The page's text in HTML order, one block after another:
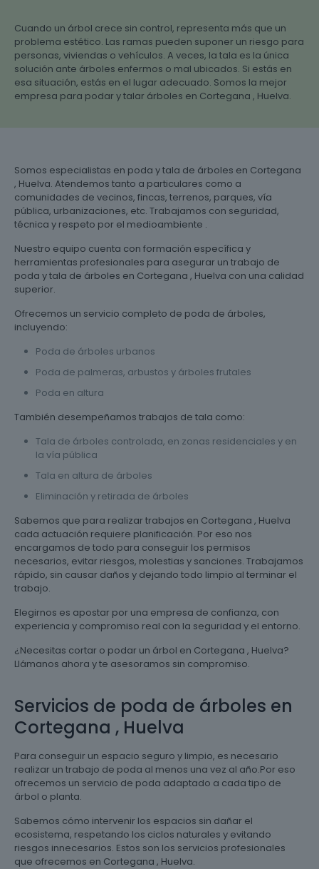
Cuando un árbol crece sin control, representa más que un
problema estético. Las ramas pueden suponer un riesgo para
personas, viviendas o vehículos. A veces, la tala es la única
solución ante árboles enfermos o mal ubicados. Si estás en
esa situación, estás en el lugar adecuado. Somos la mejor
empresa para podar y talar árboles en Cortegana , Huelva.
Somos especialistas en poda y tala de árboles en Cortegana
, Huelva. Atendemos tanto a particulares como a
comunidades de vecinos, fincas, terrenos, parques, vía
pública, urbanizaciones, etc. Trabajamos con seguridad,
técnica y respeto por el medioambiente .
Nuestro equipo cuenta con formación específica y
herramientas profesionales para asegurar un trabajo de
poda y tala de árboles en Cortegana , Huelva con una calidad
superior.
Ofrecemos un servicio completo de poda de árboles,
incluyendo:
Poda de árboles urbanos
Poda de palmeras, arbustos y árboles frutales
Poda en altura
También desempeñamos trabajos de tala como:
Tala de árboles controlada, en zonas residenciales y en
la vía pública
Tala en altura de árboles
Eliminación y retirada de árboles
Sabemos que para realizar trabajos en Cortegana , Huelva
cada actuación requiere planificación. Por eso nos
encargamos de todo para conseguir los permisos
necesarios, evitar riesgos, molestias y sanciones. Trabajamos
rápido, sin causar daños y dejando todo limpio al terminar el
trabajo.
Elegirnos es apostar por una empresa de confianza, con
experiencia y compromiso real con la seguridad y el entorno.
¿Necesitas cortar o podar un árbol en Cortegana , Huelva?
Llámanos ahora y te asesoramos sin compromiso.
Servicios de poda de árboles en
Cortegana , Huelva
Para conseguir un espacio seguro y limpio, es necesario
realizar un trabajo de poda al menos una vez al año.Por eso
ofrecemos un servicio de poda adaptado a cada tipo de
árbol o planta.
Sabemos cómo intervenir los espacios sin dañar el
ecosistema, respetando los ciclos naturales y evitando
riesgos innecesarios. Estos son los servicios profesionales
que ofrecemos en Cortegana , Huelva.